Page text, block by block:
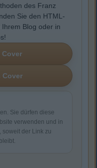
des Franz
Sie den HTML-
Blog oder in
Sie dürfen diese
verwenden und in
der Link zu